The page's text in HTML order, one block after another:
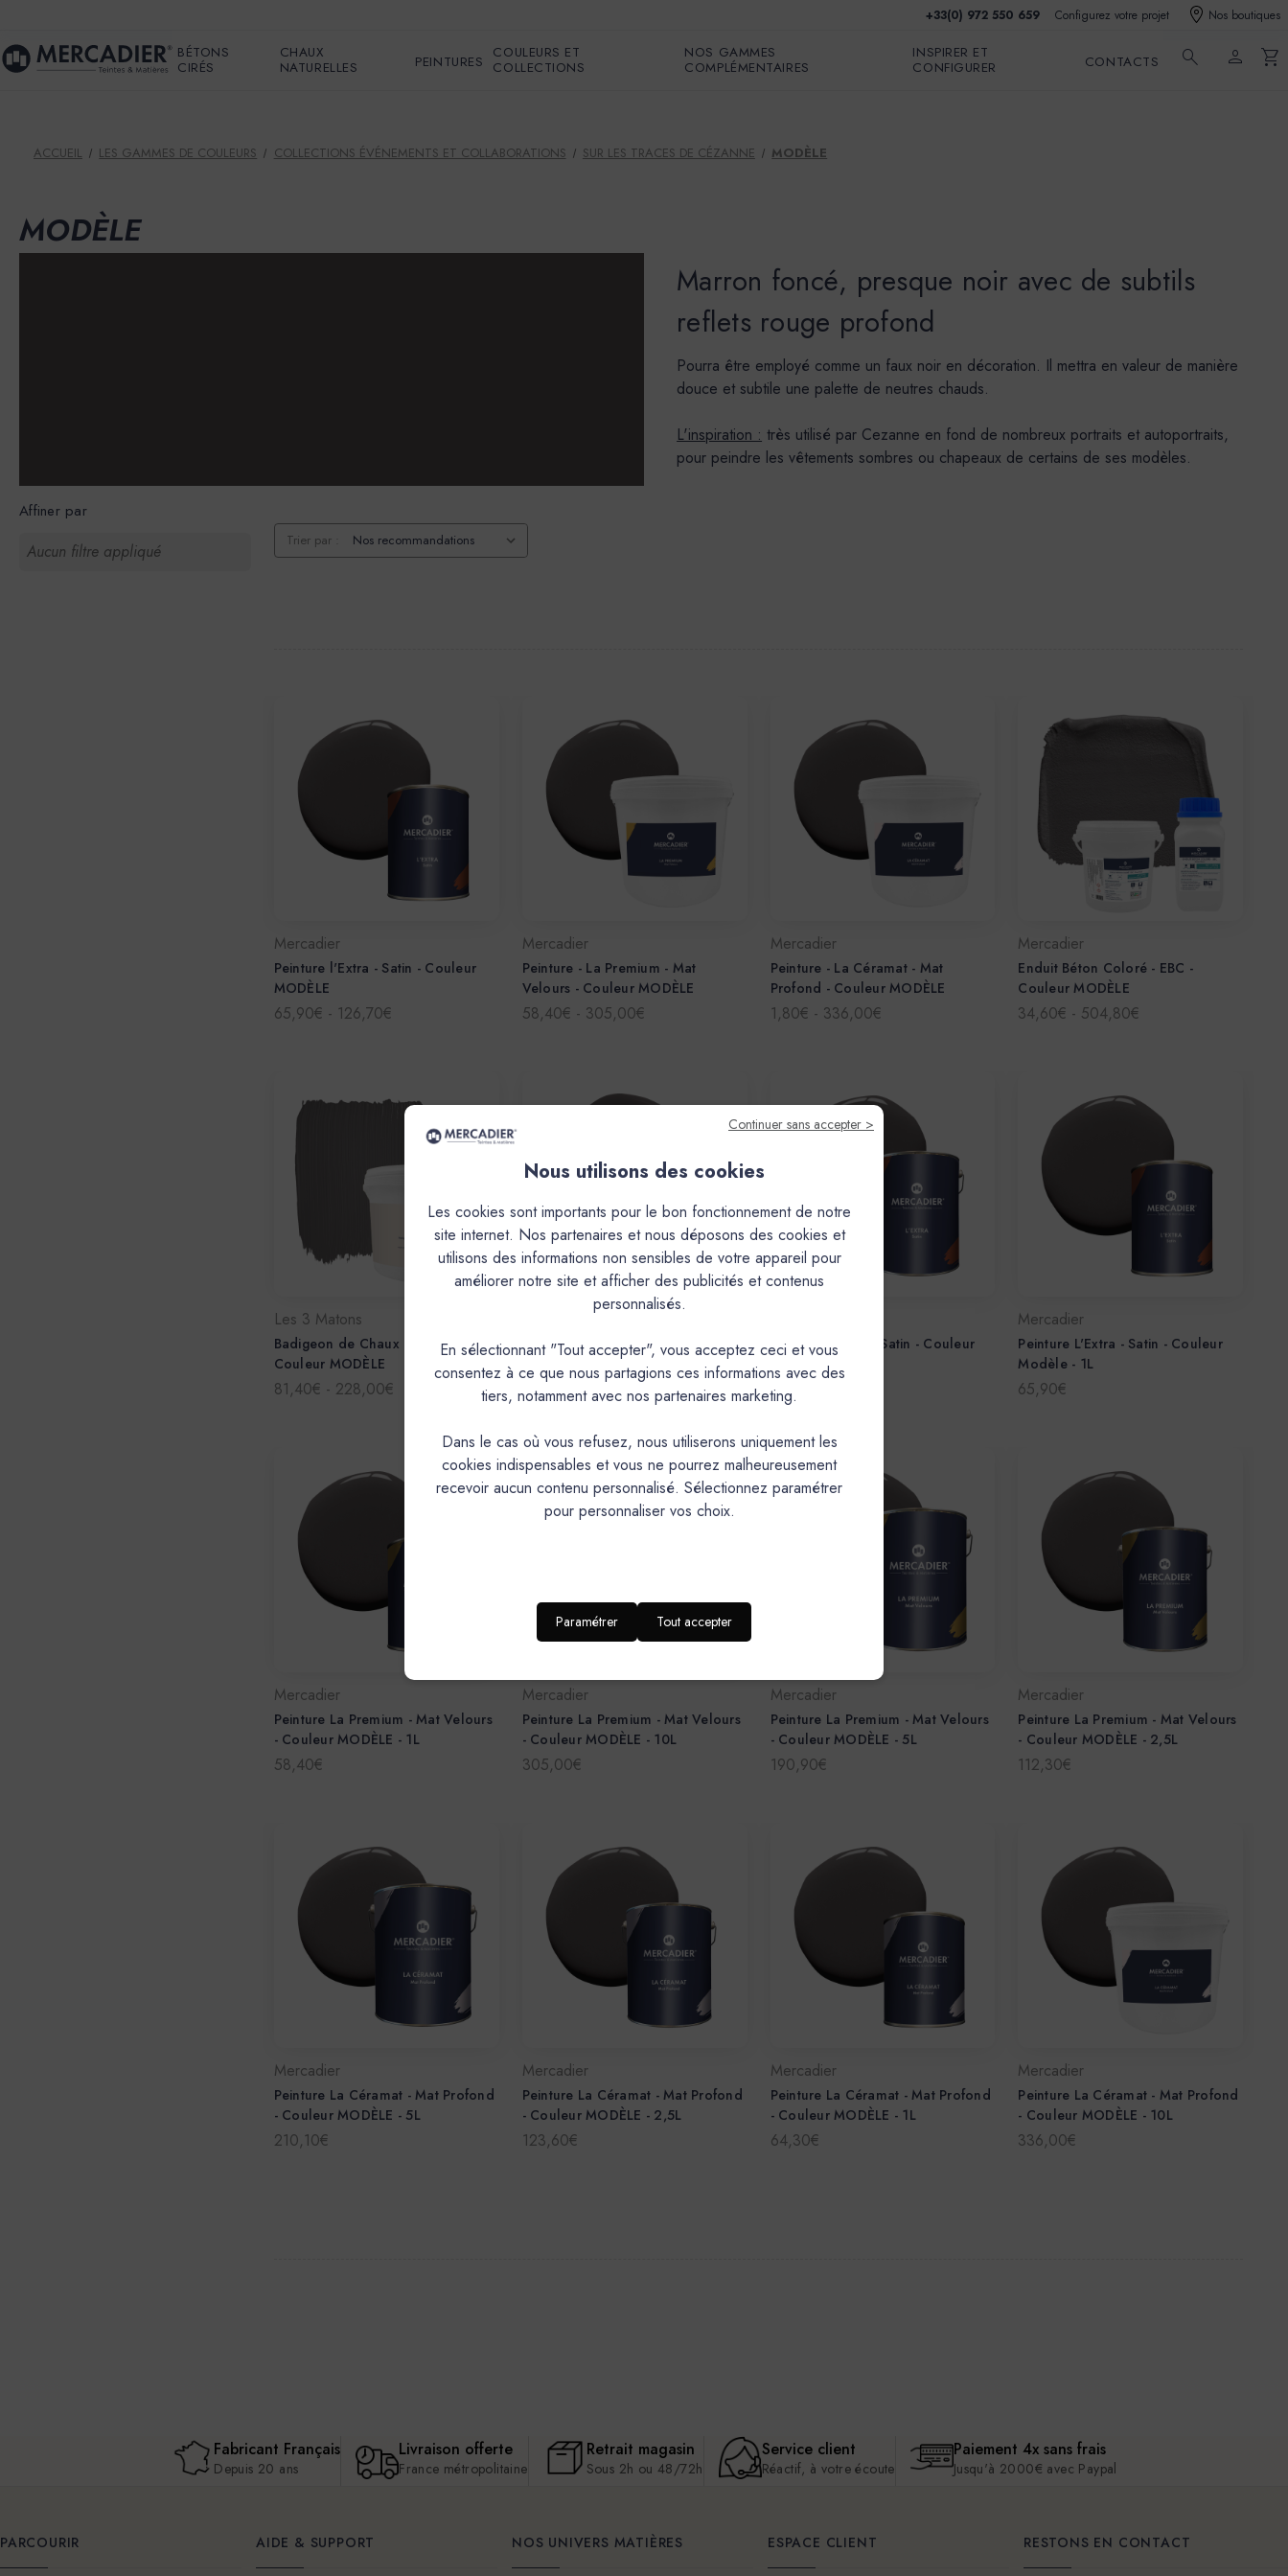
+33(0) 972 550 659 Configurez votre projet Nos boutiques
BÉTONS
CIRÉS
CHAUX
NATURELLES
PEINTURES
COULEURS ET
COLLECTIONS
NOS GAMMES
COMPLÉMENTAIRES
INSPIRER ET
CONFIGURER
CONTACTS search person shopping_cart
ACCUEIL LES GAMMES DE COULEURS COLLECTIONS ÉVÉNEMENTS ET COLLABORATIONS SUR LES TRACES DE CÉZANNE MODÈLE
MODÈLE
Marron foncé, presque noir avec de subtils
reflets rouge profond
Pourra être employé comme un faux noir en décoration. Il mettra en valeur de manière
douce et subtile une palette de neutres chauds.
L'inspiration : très utilisé par Cezanne en fond de nombreux portraits et autoportraits,
pour peindre les vêtements sombres ou chapeaux de certains de ses modèles.
Affiner par
Aucun filtre appliqué
Trier par :
Mercadier
Peinture l'Extra - Satin - Couleur
MODÈLE
65,90€ - 126,70€
Mercadier
Peinture - La Premium - Mat
Velours - Couleur MODÈLE
58,40€ - 305,00€
Mercadier
Peinture - La Céramat - Mat
Profond - Couleur MODÈLE
1,80€ - 336,00€
Mercadier
Enduit Béton Coloré - EBC -
Couleur MODÈLE
34,60€ - 504,80€
Les 3 Matons
Badigeon de Chaux Badimat -
Couleur MODÈLE
81,40€ - 228,00€
Glacis Béton - Couleur MODÈLE
68,10€
Peinture L'Extra - Satin - Couleur
Modèle - 2,5L
126,70€
Mercadier
Peinture L'Extra - Satin - Couleur
Modèle - 1L
65,90€
Mercadier
Peinture La Premium - Mat Velours
- Couleur MODÈLE - 1L
58,40€
Mercadier
Peinture La Premium - Mat Velours
- Couleur MODÈLE - 10L
305,00€
Mercadier
Peinture La Premium - Mat Velours
- Couleur MODÈLE - 5L
190,90€
Mercadier
Peinture La Premium - Mat Velours
- Couleur MODÈLE - 2,5L
112,30€
Mercadier
Peinture La Céramat - Mat Profond
- Couleur MODÈLE - 5L
210,10€
Mercadier
Peinture La Céramat - Mat Profond
- Couleur MODÈLE - 2,5L
123,60€
Mercadier
Peinture La Céramat - Mat Profond
- Couleur MODÈLE - 1L
64,30€
Mercadier
Peinture La Céramat - Mat Profond
- Couleur MODÈLE - 10L
336,00€
Fabricant Français
Depuis 20 ans
Livraison offerte
France métropolitaine
Retrait magasin
Sous 2h ou 48/72h
Service client
Réactif, à votre écoute
Paiement 4x sans frais
Jusqu'à 2000€ avec Paypal
PARCOURIR AIDE & SUPPORT NOS UNIVERS MATIÈRES ESPACE CLIENT RESTONS EN CONTACT
Continuer sans accepter >
Nous utilisons des cookies
Les cookies sont importants pour le bon fonctionnement de notre
site internet. Nos partenaires et nous déposons des cookies et
utilisons des informations non sensibles de votre appareil pour
améliorer notre site et afficher des publicités et contenus
personnalisés.
En sélectionnant "Tout accepter", vous acceptez ceci et vous
consentez à ce que nous partagions ces informations avec des
tiers, notamment avec nos partenaires marketing.
Dans le cas où vous refusez, nous utiliserons uniquement les
cookies indispensables et vous ne pourrez malheureusement
recevoir aucun contenu personnalisé. Sélectionnez paramétrer
pour personnaliser vos choix.
Paramétrer Tout accepter